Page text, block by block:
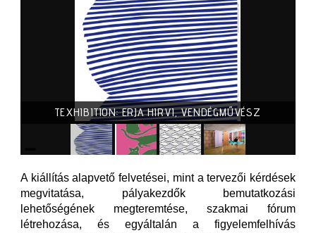
TEXHIBITION: ERJA HIRVI, VENDÉGMŰVÉSZ
A kiállítás alapvető felvetései, mint a tervezői kérdések
megvitatása, pályakezdők bemutatkozási
lehetőségének megteremtése, szakmai fórum
létrehozása, és egyáltalán a figyelemfelhívás